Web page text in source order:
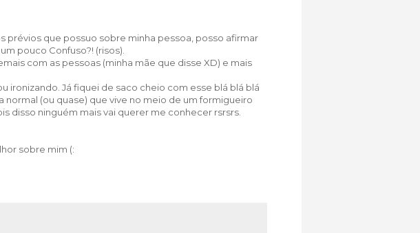
que possuo sobre minha pessoa, posso afirmar
pouco Confuso?! (risos).
com as pessoas (minha mãe que disse XD) e mais
ironizando. Já fiquei de saco cheio com esse blá blá blá
(ou quase) que vive no meio de um formigueiro
disso ninguém mais vai querer me conhecer rsrsrs.
sobre mim (: